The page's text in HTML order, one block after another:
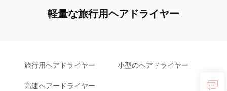
軽量な旅行用ヘアドライヤー
旅行用ヘアドライヤー 小型のヘアドライヤー
高速ヘアードライヤー